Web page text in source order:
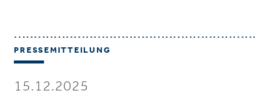
PRESSEMITTEILUNG
15.12.2025